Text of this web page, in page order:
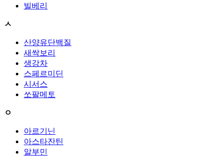
빌베리
ㅅ
산양유단백질
새싹보리
생강차
스페르미딘
시서스
쏘팔메토
ㅇ
아르기닌
아스타잔틴
알부민